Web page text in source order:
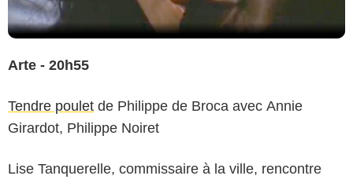
Arte - 20h55
Tendre poulet de Philippe de Broca avec Annie
Girardot, Philippe Noiret
Lise Tanquerelle, commissaire à la ville, rencontre